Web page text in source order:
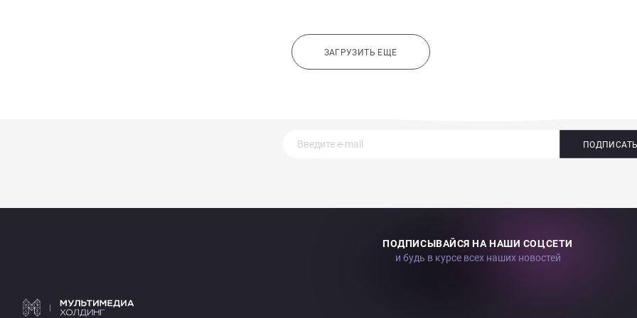
ЗАГРУЗИТЬ ЕЩЕ
ПОДПИСЫВАЙСЯ НА НАШИ СОЦСЕТИ
и будь в курсе всех наших новостей